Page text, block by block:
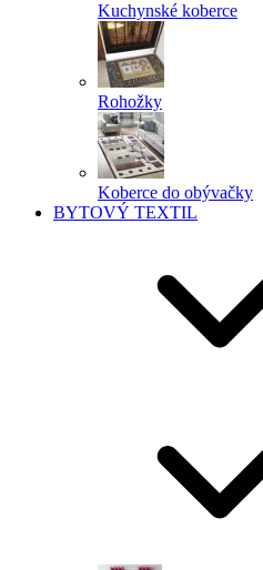
Kuchynské koberce
Rohožky
Koberce do obývačky
BYTOVÝ TEXTIL